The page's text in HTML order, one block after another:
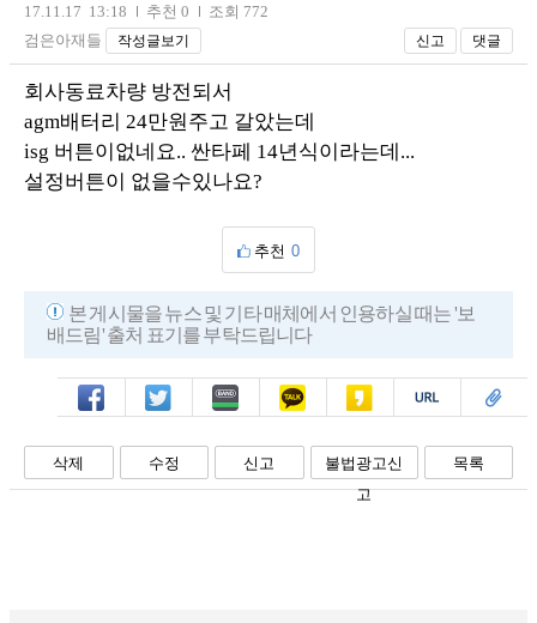
17.11.17 13:18 추천 0
조회 772
검은아재들
작성글보기 신고 댓글
회사동료차량 방전되서
agm배터리 24만원주고 갈았는데
isg 버튼이없네요.. 싼타페 14년식이라는데...
설정버튼이 없을수있나요?
추천 0
본 게시물을 뉴스 및 기타 매체에서 인용하실 때는 '보
배드림' 출처 표기를 부탁드립니다
페북 트윗 밴드 카톡 카스 복사 스크랩
삭제 수정 신고
불법광고신
고
목록